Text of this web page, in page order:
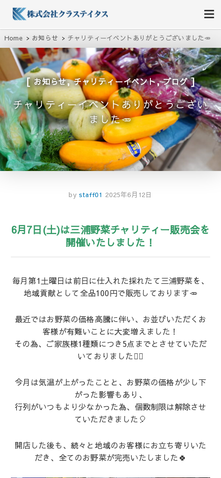
株式会社クラステイタス
地域のコミュニティーを大切にする企業
Home お知らせ チャリティーイベントありがとうございました🥕
お知らせ,チャリティーイベント,ブログ
チャリティーイベントありがとうござい
ました🥕
by staff01 2025年6月12日
6月7日(土)は三浦野菜チャリティー販売会を
開催いたしました！
毎月第1土曜日は前日に仕入れた採れたて三浦野菜を、
地域貢献として全品100円で販売しております🥕
最近ではお野菜の価格高騰に伴い、お並びいただくお
客様が有難いことに大変増えました！
その為、ご家族様1種類につき5点までとさせていただ
いておりました🙇‍♀️
今月は気温が上がったことと、お野菜の価格が少し下
がった影響もあり、
行列がいつもより少なかった為、個数制限は解除させ
ていただきました🎈
開店した後も、続々と地域のお客様にお立ち寄りいた
だき、全てのお野菜が完売いたしました🍀